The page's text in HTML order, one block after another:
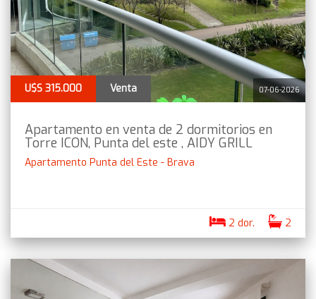
07-06-2026
U$S 315.000 Venta
Apartamento en venta de 2 dormitorios en
Torre ICON, Punta del este , AIDY GRILL
Apartamento Punta del Este - Brava
2 dor. 2